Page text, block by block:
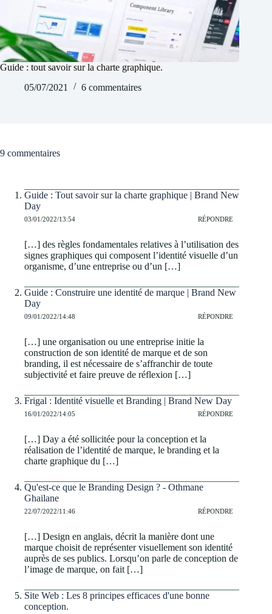
Guide : tout savoir sur la charte graphique.
05/07/2021
6 commentaires
9 commentaires
Guide : Tout savoir sur la charte graphique | Brand New
Day
03/01/2022/13:54 RÉPONDRE
[…] des règles fondamentales relatives à l’utilisation des
signes graphiques qui composent l’identité visuelle d’un
organisme, d’une entreprise ou d’un […]
Guide : Construire une identité de marque | Brand New
Day
09/01/2022/14:48 RÉPONDRE
[…] une organisation ou une entreprise initie la
construction de son identité de marque et de son
branding, il est nécessaire de s’affranchir de toute
subjectivité et faire preuve de réflexion […]
Frigal : Identité visuelle et Branding | Brand New Day
16/01/2022/14:05 RÉPONDRE
[…] Day a été sollicitée pour la conception et la
réalisation de l’identité de marque, le branding et la
charte graphique du […]
Qu'est-ce que le Branding Design ? - Othmane
Ghailane
22/07/2022/11:46 RÉPONDRE
[…] Design en anglais, décrit la manière dont une
marque choisit de représenter visuellement son identité
auprès de ses publics. Lorsqu’on parle de conception de
l’image de marque, on fait […]
Site Web : Les 8 principes efficaces d'une bonne
conception.